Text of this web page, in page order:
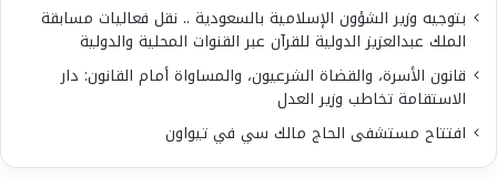
بتوجيه وزير الشؤون الإسلامية بالسعودية .. نقل فعاليات مسابقة
الملك عبدالعزيز الدولية للقرآن عبر القنوات المحلية والدولية
قانون الأسرة، والقضاة الشرعيون، والمساواة أمام القانون: دار
الاستقامة تخاطب وزير العدل
افتتاح مستشفى الحاج مالك سي في تيواون